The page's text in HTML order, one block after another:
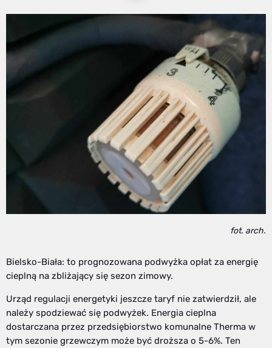
fot. arch.
Bielsko-Biała: to prognozowana podwyżka opłat za energię
cieplną na zbliżający się sezon zimowy.
Urząd regulacji energetyki jeszcze taryf nie zatwierdził, ale
należy spodziewać się podwyżek. Energia cieplna
dostarczana przez przedsiębiorstwo komunalne Therma w
tym sezonie grzewczym może być droższa o 5-6%. Ten